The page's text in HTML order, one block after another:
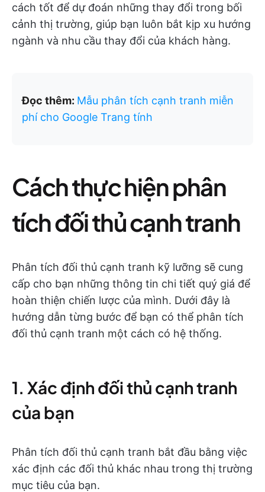
cách tốt để dự đoán những thay đổi trong bối
cảnh thị trường, giúp bạn luôn bắt kịp xu hướng
ngành và nhu cầu thay đổi của khách hàng.
Đọc thêm: Mẫu phân tích cạnh tranh miễn
phí cho Google Trang tính
Cách thực hiện phân
tích đối thủ cạnh tranh
Phân tích đối thủ cạnh tranh kỹ lưỡng sẽ cung
cấp cho bạn những thông tin chi tiết quý giá để
hoàn thiện chiến lược của mình. Dưới đây là
hướng dẫn từng bước để bạn có thể phân tích
đối thủ cạnh tranh một cách có hệ thống.
1. Xác định đối thủ cạnh tranh
của bạn
Phân tích đối thủ cạnh tranh bắt đầu bằng việc
xác định các đối thủ khác nhau trong thị trường
mục tiêu của bạn.